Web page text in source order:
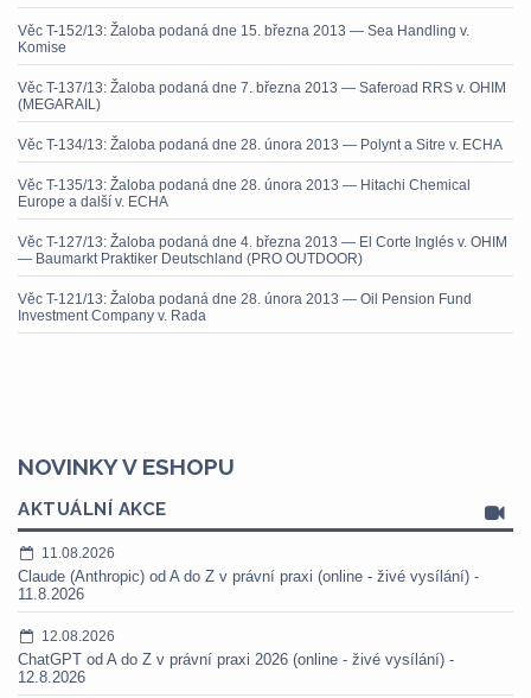
Věc T-152/13: Žaloba podaná dne 15. března 2013 — Sea Handling v.
Komise
Věc T-137/13: Žaloba podaná dne 7. března 2013 — Saferoad RRS v. OHIM
(MEGARAIL)
Věc T-134/13: Žaloba podaná dne 28. února 2013 — Polynt a Sitre v. ECHA
Věc T-135/13: Žaloba podaná dne 28. února 2013 — Hitachi Chemical
Europe a další v. ECHA
Věc T-127/13: Žaloba podaná dne 4. března 2013 — El Corte Inglés v. OHIM
— Baumarkt Praktiker Deutschland (PRO OUTDOOR)
Věc T-121/13: Žaloba podaná dne 28. února 2013 — Oil Pension Fund
Investment Company v. Rada
NOVINKY V ESHOPU
AKTUÁLNÍ AKCE
11.08.2026
Claude (Anthropic) od A do Z v právní praxi (online - živé vysílání) -
11.8.2026
12.08.2026
ChatGPT od A do Z v právní praxi 2026 (online - živé vysílání) -
12.8.2026